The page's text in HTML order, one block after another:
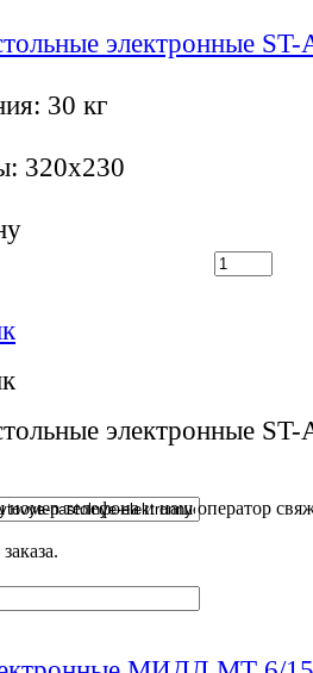
электронные
30 кг
320х230
электронные
телефона и наш оператор